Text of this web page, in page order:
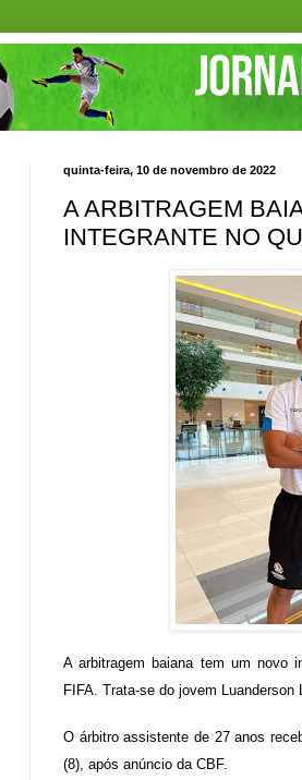
quinta-feira, 10 de novembro de 2022
A ARBITRAGEM
INTEGRANTE NO
A arbitragem baiana tem um novo
FIFA. Trata-se do jovem Luanderson
O árbitro assistente de 27 anos
(8), após anúncio da CBF.